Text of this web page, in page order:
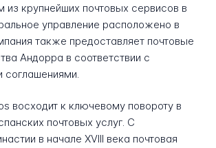
из крупнейших почтовых сервисов в
управление расположено в
также предоставляет почтовые
Андорра в соответствии с
соглашениями.
восходит к ключевому повороту в
почтовых услуг. С
в начале XVIII века почтовая